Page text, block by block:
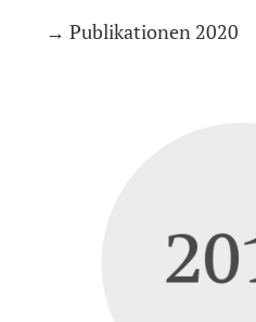
→ Publikationen 2020